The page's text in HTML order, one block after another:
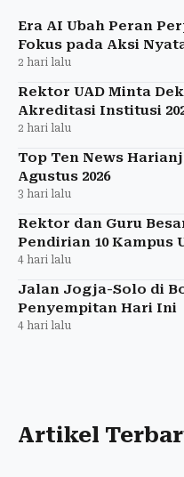
Era AI Ubah Peran
Fokus pada Aksi
2 hari lalu
Rektor UAD Minta
Akreditasi Institusi
2 hari lalu
Top Ten News
Agustus 2026
3 hari lalu
Rektor dan Guru
Pendirian 10 Kampus
4 hari lalu
Jalan Jogja-Solo di
Penyempitan Hari Ini
4 hari lalu
Artikel